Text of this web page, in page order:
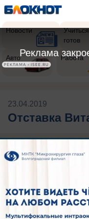
Новости
Учиться
готов
Авто Работа
23.04.2019
Отставка
Подпишись
Публикации
Реклама
РЕКЛАМА • ISEE.RU